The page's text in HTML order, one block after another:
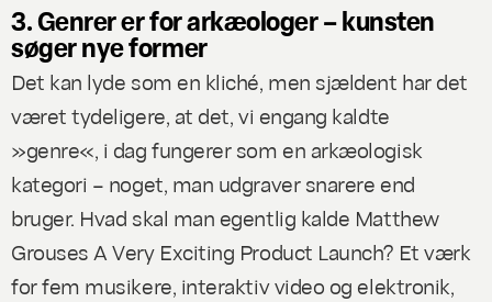
3. Genrer er for arkæologer – kunsten
søger nye former
Det kan lyde som en kliché, men sjældent har det
været tydeligere, at det, vi engang kaldte
»genre«, i dag fungerer som en arkæologisk
kategori – noget, man udgraver snarere end
bruger. Hvad skal man egentlig kalde Matthew
Grouses A Very Exciting Product Launch? Et værk
for fem musikere, interaktiv video og elektronik,